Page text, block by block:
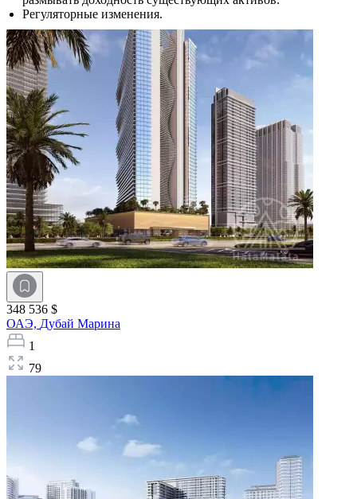
Регуляторные изменения.
348 536 $
ОАЭ, Дубай Марина
1
79